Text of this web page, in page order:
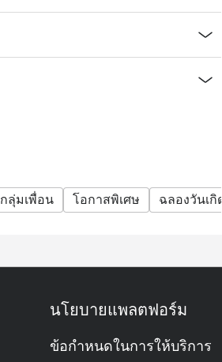
กลุ่มเพื่อน โอกาสพิเศษ ฉลองวันเกิด
นโยบายแพลตฟอร์ม
ข้อกำหนดในการให้บริการ